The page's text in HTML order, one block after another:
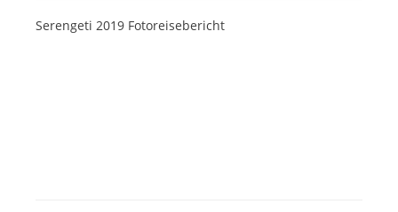
Serengeti 2019 Fotoreisebericht